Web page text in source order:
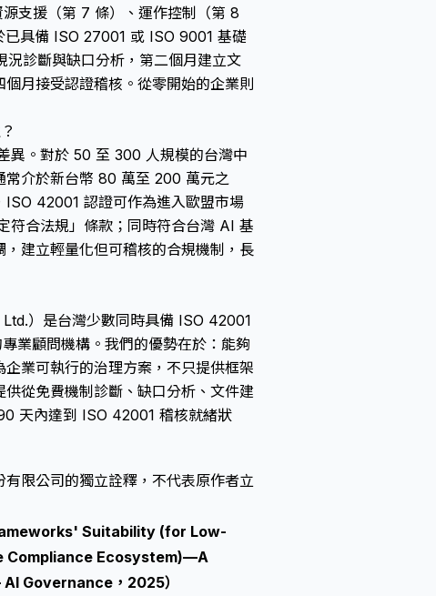
支援（第 7 條）、運作控制（第 8
具備 ISO 27001 或 ISO 9001 基礎
診斷與缺口分析，第二個月建立文
月接受認證稽核。從零開始的企業則
異。對於 50 至 300 人規模的台灣中
常介於新台幣 80 萬至 200 萬元之
ISO 42001 認證可作為進入歐盟市場
合法規」條款；同時符合台灣 AI 基
建立輕量化但可稽核的合規機制，長
）是台灣少數同時具備 ISO 42001
業顧問機構。我們的優勢在於：能夠
業可執行的治理方案，不只提供框架
從免費機制診斷、缺口分析、文件建
天內達到 ISO 42001 稽核就緒狀
限公司的獨立詮釋，不代表原作者立
Suitability (for Low-
Ecosystem)—A
Governance，2025）